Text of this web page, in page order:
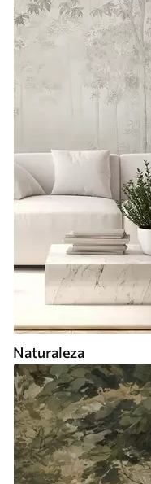
Naturaleza